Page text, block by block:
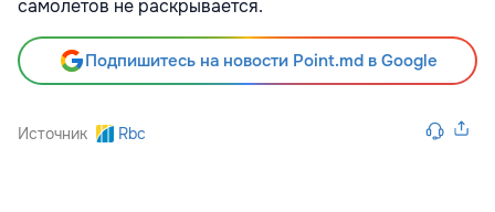
самолетов не раскрывается.
Подпишитесь на новости Point.md в Google
Источник Rbc